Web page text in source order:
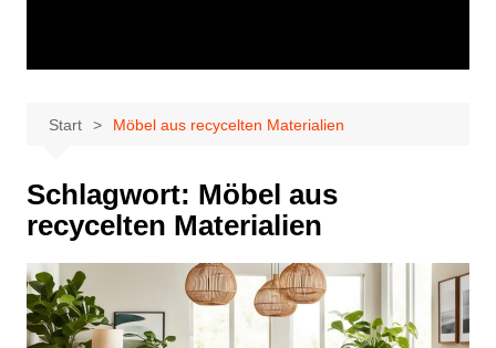
Start Möbel aus recycelten Materialien
Schlagwort: Möbel aus
recycelten Materialien